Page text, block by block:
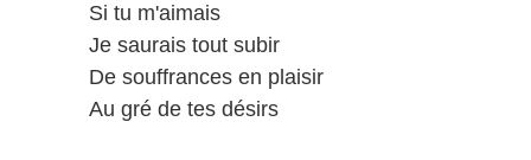
Si tu m'aimais
Je saurais tout subir
De souffrances en plaisir
Au gré de tes désirs